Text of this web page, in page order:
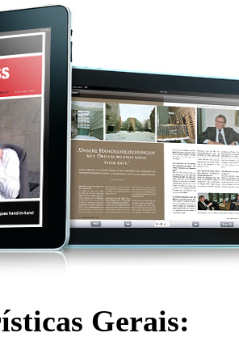
Gerais: